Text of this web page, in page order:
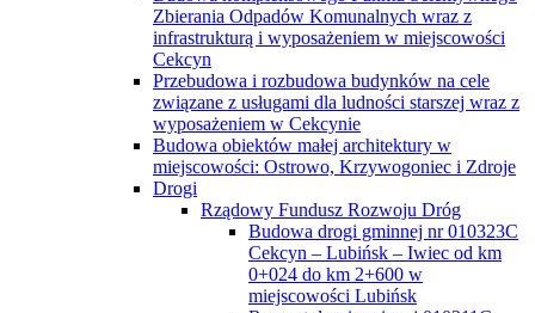
Zbierania Odpadów Komunalnych wraz z
infrastrukturą i wyposażeniem w miejscowości
Cekcyn
Przebudowa i rozbudowa budynków na cele
związane z usługami dla ludności starszej wraz z
wyposażeniem w Cekcynie
Budowa obiektów małej architektury w
miejscowości: Ostrowo, Krzywogoniec i Zdroje
Drogi
Rządowy Fundusz Rozwoju Dróg
Budowa drogi gminnej nr 010323C
Cekcyn – Lubińsk – Iwiec od km
0+024 do km 2+600 w
miejscowości Lubińsk